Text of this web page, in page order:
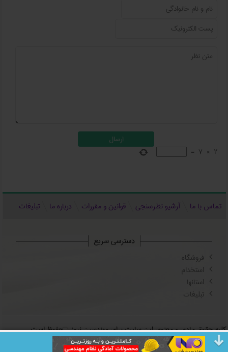
2
×
7
=
تماس با ما آرشیو نظرسنجی قوانین و مقررات درباره ما تبلیغات
دسترسی سریع
فروشگاه
استخدام
استانها
تبلیغات
کلیه حقوق مادی و معنوی این سایت برای مهندسین نیوز، محفوظ است.
طراحی سایت در مشهد-
storina